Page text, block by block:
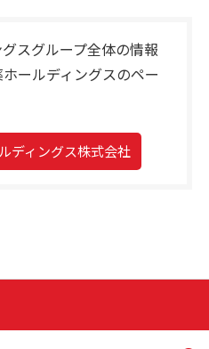
スグループ全体の情報
ールディングスのペー
ディングス株式会社